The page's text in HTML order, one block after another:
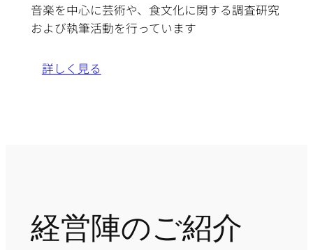
音楽を中心に芸術や、食文化に関する調査研究
および執筆活動を行っています
詳しく見る
経営陣のご紹介